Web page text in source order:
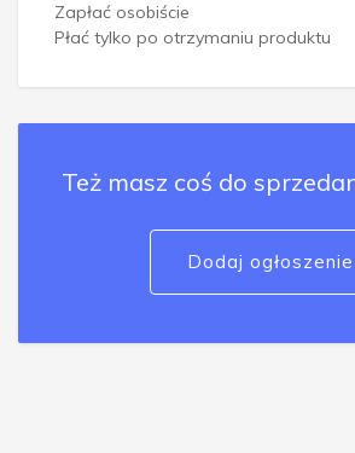
Zapłać osobiście
Płać tylko po otrzymaniu produktu
Też masz coś do
Dodaj ogłoszenie